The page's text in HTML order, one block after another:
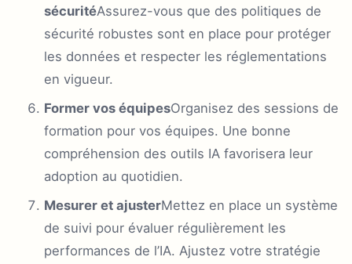
sécuritéAssurez-vous que des politiques de
sécurité robustes sont en place pour protéger
les données et respecter les réglementations
en vigueur.
Former vos équipesOrganisez des sessions de
formation pour vos équipes. Une bonne
compréhension des outils IA favorisera leur
adoption au quotidien.
Mesurer et ajusterMettez en place un système
de suivi pour évaluer régulièrement les
performances de l’IA. Ajustez votre stratégie